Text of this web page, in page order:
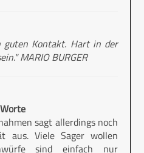
guten Kontakt. Hart in der
MARIO BURGER
sagt allerdings noch
aus. Viele Sager wollen
sind einfach nur